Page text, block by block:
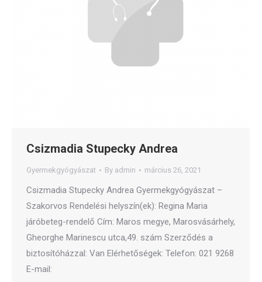
Csizmadia Stupecky Andrea
Gyermekgyógyászat By admin március 26, 2021
Csizmadia Stupecky Andrea Gyermekgyógyászat –
Szakorvos Rendelési helyszín(ek): Regina Maria
járóbeteg-rendelő Cím: Maros megye, Marosvásárhely,
Gheorghe Marinescu utca,49. szám Szerződés a
biztosítóházzal: Van Elérhetőségek: Telefon: 021 9268
E-mail: